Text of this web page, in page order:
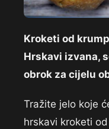
Kroketi od
Hrskavi izvana,
obrok za cijelu
Tražite jelo koje
hrskavi kroketi